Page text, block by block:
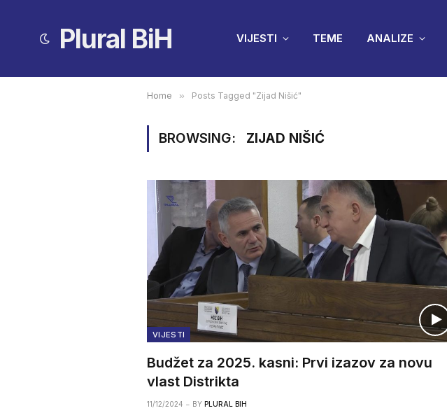
Plural BiH VIJESTI TEME ANALIZE
Home » Posts Tagged "Zijad Nišić"
BROWSING: ZIJAD NIŠIĆ
VIJESTI
Budžet za 2025. kasni: Prvi izazov za novu
vlast Distrikta
11/12/2024 BY PLURAL BIH